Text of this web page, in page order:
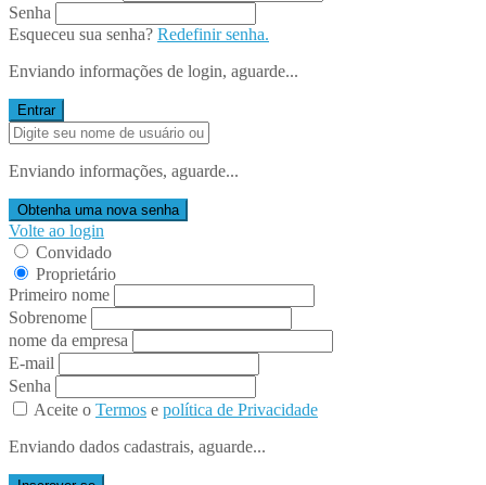
Senha
Esqueceu sua senha? Redefinir senha.
Enviando informações de login, aguarde...
Entrar
Enviando informações, aguarde...
Obtenha uma nova senha
Volte ao login
Convidado
Proprietário
Primeiro nome
Sobrenome
nome da empresa
E-mail
Senha
Aceite o Termos e política de Privacidade
Enviando dados cadastrais, aguarde...